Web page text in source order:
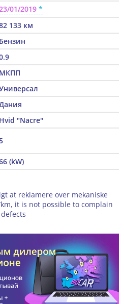
01/2019
133 км
Бензин
МКПП
Hvid "Nacre"
(kW)
at reklamere over mekaniske
it is not possible to complain